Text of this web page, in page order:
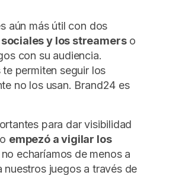
aún más útil con dos
y los streamerso
con su audiencia.
permiten seguir los
no los usan. Brand24 es
para dar visibilidad
empezó a vigilar los
echaríamos de menos a
juegos a través de